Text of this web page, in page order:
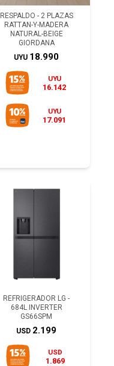
RESPALDO - 2 PLAZAS
RATTAN-Y-MADERA
NATURAL-BEIGE
GIORDANA
UYU 18.990
UYU
16.142
UYU
17.091
REFRIGERADOR LG -
684L INVERTER
GS66SPM
USD 2.199
USD
1.869